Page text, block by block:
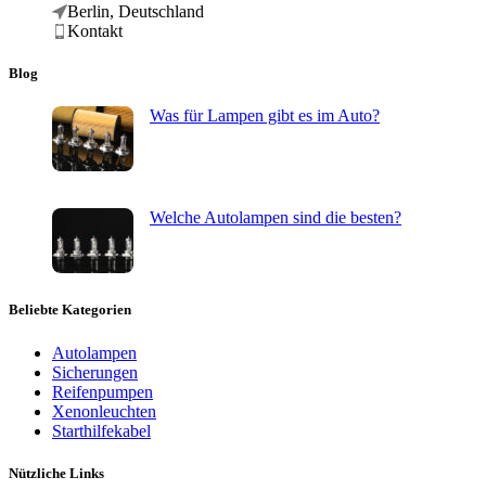
Berlin, Deutschland
Kontakt
Blog
Was für Lampen gibt es im Auto?
Welche Autolampen sind die besten?
Beliebte Kategorien
Autolampen
Sicherungen
Reifenpumpen
Xenonleuchten
Starthilfekabel
Nützliche Links